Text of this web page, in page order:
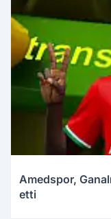
Amedspor,
etti